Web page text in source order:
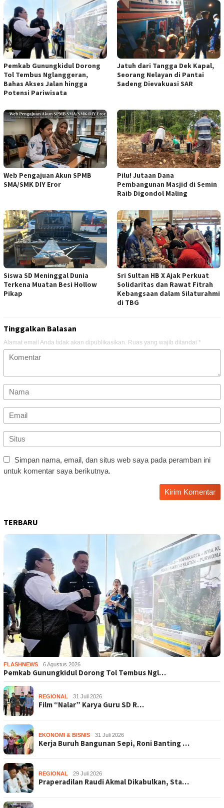
Pemkab Gunungkidul Dorong
Tol Tembus Nglanggeran,
Bahas Akses Jalan hingga
Potensi Pariwisata
Jatuh dari Tangga Dek Kapal,
Seorang Nelayan di Pantai
Sadeng Dievakuasi SAR
Web Pengajuan Akun SPMB
SMA/SMK DIY Eror
Pilu! Jutaan Dana
Pembangunan Masjid di Semin
Raib Digondol Maling
Siswa SD Meninggal Dunia
Terkena Muatan Besi Hollow
Pikap
Sri Sultan HB X Ajak Perkuat
Solidaritas dan Rawat Fitrah
Kebangsaan dalam Silaturahmi
di TBG
Tinggalkan Balasan
Alamat email Anda tidak akan dipublikasikan. Ruas yang wajib ditandai *
Simpan nama, email, dan situs web saya pada peramban ini
untuk komentar saya berikutnya.
TERBARU
FLASHNEWS 6 Agustus 2026
Pemkab Gunungkidul Dorong Tol Tembus Ngl…
REGIONAL 31 Juli 2026
Film “Nalar” Karya Guru SD R…
EKONOMI & BISNIS 31 Juli 2026
Kerja Buruh Bangunan Sepi, Roni Banting …
REGIONAL 29 Juli 2026
Praperadilan Raudi Akmal Dikabulkan, Sta…